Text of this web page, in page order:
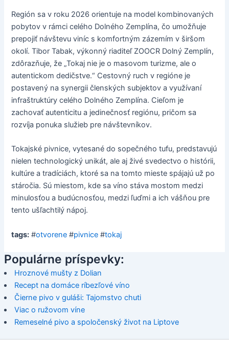
Región sa v roku 2026 orientuje na model kombinovaných
pobytov v rámci celého Dolného Zemplína, čo umožňuje
prepojiť návštevu viníc s komfortným zázemím v širšom
okolí. Tibor Tabak, výkonný riaditeľ ZOOCR Dolný Zemplín,
zdôrazňuje, že „Tokaj nie je o masovom turizme, ale o
autentickom dedičstve.“ Cestovný ruch v regióne je
postavený na synergii členských subjektov a využívaní
infraštruktúry celého Dolného Zemplína. Cieľom je
zachovať autenticitu a jedinečnosť regiónu, pričom sa
rozvíja ponuka služieb pre návštevníkov.
Tokajské pivnice, vytesané do sopečného tufu, predstavujú
nielen technologický unikát, ale aj živé svedectvo o histórii,
kultúre a tradíciách, ktoré sa na tomto mieste spájajú už po
stáročia. Sú miestom, kde sa víno stáva mostom medzi
minulosťou a budúcnosťou, medzi ľuďmi a ich vášňou pre
tento ušľachtilý nápoj.
tags: #otvorene #pivnice #tokaj
Populárne príspevky:
Hroznové mušty z Dolian
Recept na domáce ríbezľové víno
Čierne pivo v guláši: Tajomstvo chuti
Viac o ružovom víne
Remeselné pivo a spoločenský život na Liptove